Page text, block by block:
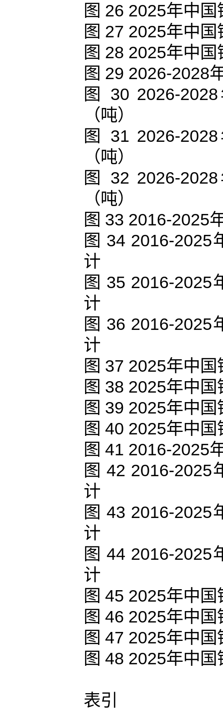
图 26 2025年中
图 27 2025年中
图 28 2025年中
图 29 2026-2028
图 30 2026-
（吨）
图 31 2026-
（吨）
图 32 2026-
（吨）
图 33 2016-2025
图 34 2016-2025
计
图 35 2016-2025
计
图 36 2016-2025
计
图 37 2025年中
图 38 2025年中
图 39 2025年中
图 40 2025年中
图 41 2016-2025
图 42 2016-2025
计
图 43 2016-2025
计
图 44 2016-2025
计
图 45 2025年中
图 46 2025年中
图 47 2025年中
图 48 2025年中
表引